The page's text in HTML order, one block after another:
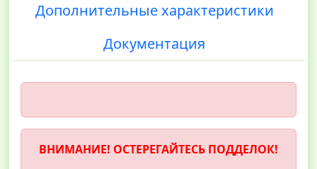
Дополнительные характеристики
Документация
ВНИМАНИЕ! ОСТЕРЕГАЙТЕСЬ ПОДДЕЛОК!